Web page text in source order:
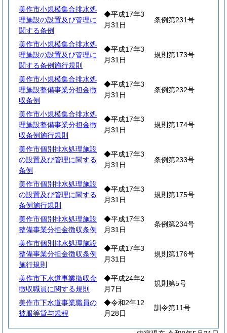
美作市小規模集合排水処
理施設の設置及び管理に
関する条例
◆平成17年3
月31日
条例第231号
美作市小規模集合排水処
理施設の設置及び管理に
関する条例施行規則
◆平成17年3
月31日
規則第173号
美作市小規模集合排水処
理施設整備事業分担金徴
収条例
◆平成17年3
月31日
条例第232号
美作市小規模集合排水処
理施設整備事業分担金徴
収条例施行規則
◆平成17年3
月31日
規則第174号
美作市個別排水処理施設
の設置及び管理に関する
条例
◆平成17年3
月31日
条例第233号
美作市個別排水処理施設
の設置及び管理に関する
条例施行規則
◆平成17年3
月31日
規則第175号
美作市個別排水処理施設
整備事業分担金徴収条例
◆平成17年3
月31日
条例第234号
美作市個別排水処理施設
整備事業分担金徴収条例
施行規則
◆平成17年3
月31日
規則第176号
美作市下水道事業徴収金
徴収職員に関する規則
◆平成24年2
月7日
規則第5号
美作市下水道事業職員の
被服等貸与規程
◆令和2年12
月28日
訓令第11号